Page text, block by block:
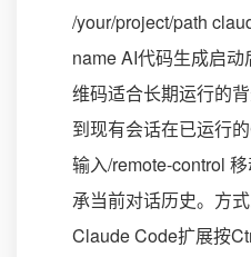
/your/project/path
name AI代码生成启
维码适合长期运行的
到现有会话在已运行
输入/remote-control
承当前对话历史。方
Claude Code扩展按